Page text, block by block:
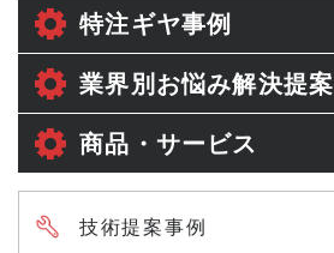
Instagram
工場見学
新着情報
お問い合わせ
特注ギヤ事例
業界別お悩み解決提案
商品・サービス
技術提案事例